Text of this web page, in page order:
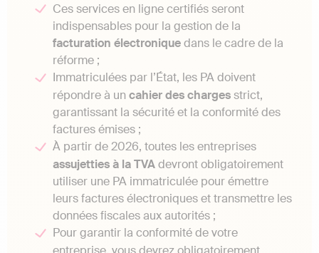
Ces services en ligne certifiés seront
indispensables pour la gestion de la
facturation électroniquedans le cadre de la
réforme ;
Immatriculées par l’État, les PA doivent
répondre à un cahier des chargesstrict,
garantissant la sécurité et la conformité des
factures émises ;
À partir de 2026, toutes les entreprises
assujetties à la TVAdevront obligatoirement
utiliser une PA immatriculée pour émettre
leurs factures électroniques et transmettre les
données fiscales aux autorités ;
Pour garantir la conformité de votre